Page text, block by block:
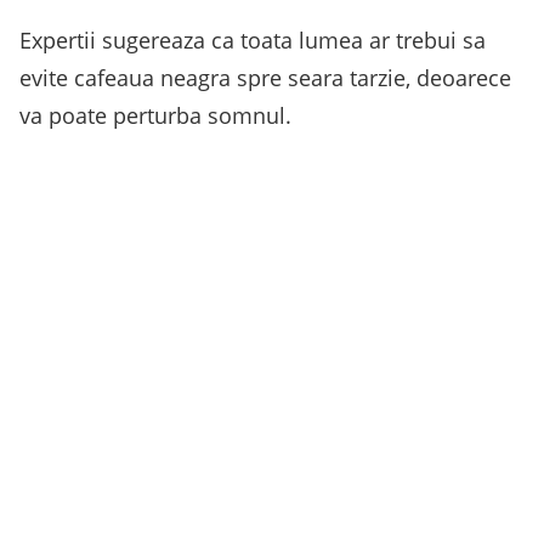
Expertii sugereaza ca toata lumea ar trebui sa
evite cafeaua neagra spre seara tarzie, deoarece
va poate perturba somnul.